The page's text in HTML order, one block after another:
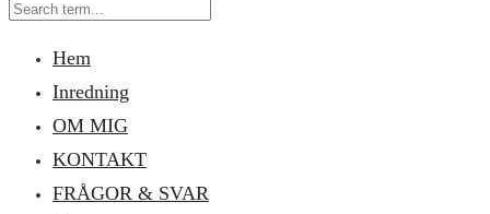
Hem
Inredning
OM MIG
KONTAKT
FRÅGOR & SVAR